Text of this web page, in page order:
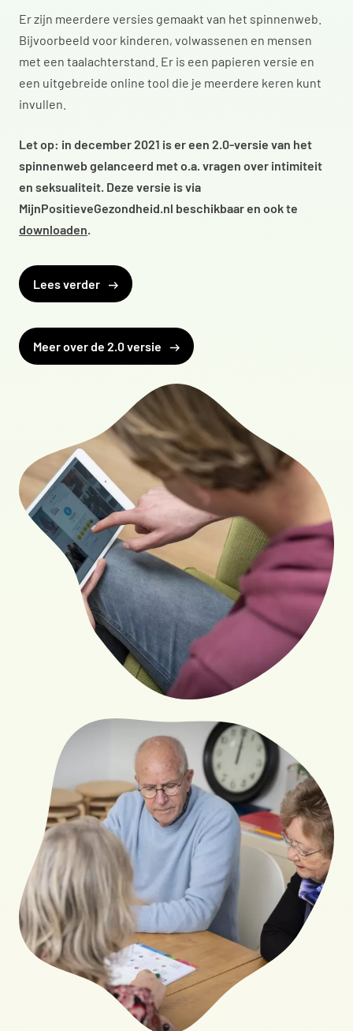
Er zijn meerdere versies gemaakt van het spinnenweb.
Bijvoorbeeld voor kinderen, volwassenen en mensen
met een taalachterstand. Er is een papieren versie en
een uitgebreide online tool die je meerdere keren kunt
invullen.
Let op: in december 2021 is er een 2.0-versie van het
spinnenweb gelanceerd met o.a. vragen over intimiteit
en seksualiteit. Deze versie is via
MijnPositieveGezondheid.nl beschikbaar en ook te
downloaden.
Lees verder
Meer over de 2.0 versie